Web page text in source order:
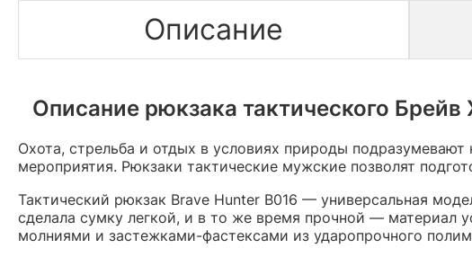
Описание
Описание рюкзака тактического
Охота, стрельба и отдых в условиях природы
мероприятия. Рюкзаки тактические мужские позволят
Тактический рюкзак Brave Hunter B016 — универсальная
сделала сумку легкой, и в то же время прочной — материал
молниями и застежками-фастексами из ударопрочного